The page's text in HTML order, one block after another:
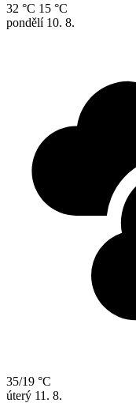
32 °C 15 °C
pondělí 10. 8.
35/19 °C
úterý 11. 8.